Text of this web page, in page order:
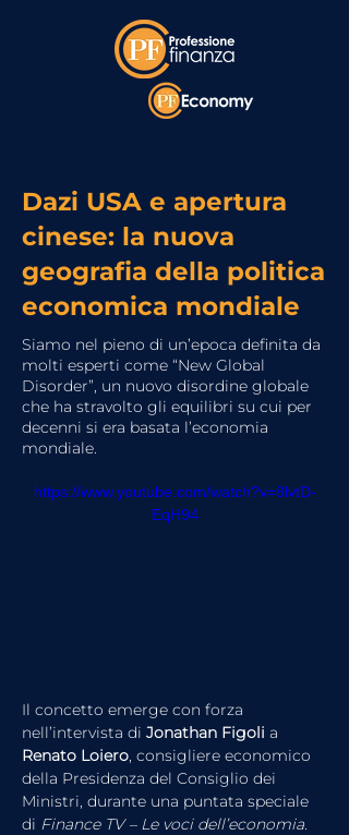
Dazi USA e apertura
cinese: la nuova
geografia della politica
economica mondiale
Siamo nel pieno di un’epoca definita da
molti esperti come “New Global
Disorder”, un nuovo disordine globale
che ha stravolto gli equilibri su cui per
decenni si era basata l’economia
mondiale.
https://www.youtube.com/watch?v=8lvtD-
EqH94
Il concetto emerge con forza
nell’intervista di Jonathan Figoli a
Renato Loiero , consigliere economico
della Presidenza del Consiglio dei
Ministri, durante una puntata speciale
di Finance TV – Le voci dell’economia